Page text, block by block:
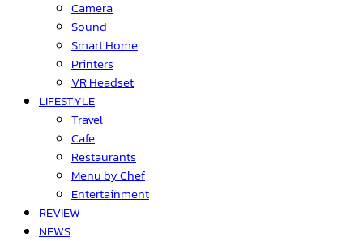
Camera
Sound
Smart Home
Printers
VR Headset
LIFESTYLE
Travel
Cafe
Restaurants
Menu by Chef
Entertainment
REVIEW
NEWS